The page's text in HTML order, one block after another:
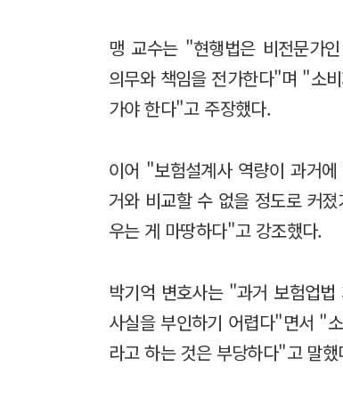
맹 교수는 "현행법은 비전문가
의무와 책임을 전가한다"며 "소
가야 한다"고 주장했다.
이어 "보험설계사 역량이 과거
거와 비교할 수 없을 정도로 커
우는 게 마땅하다"고 강조했다.
박기억 변호사는 "과거 보험업
사실을 부인하기 어렵다"면서 "
라고 하는 것은 부당하다"고 말했